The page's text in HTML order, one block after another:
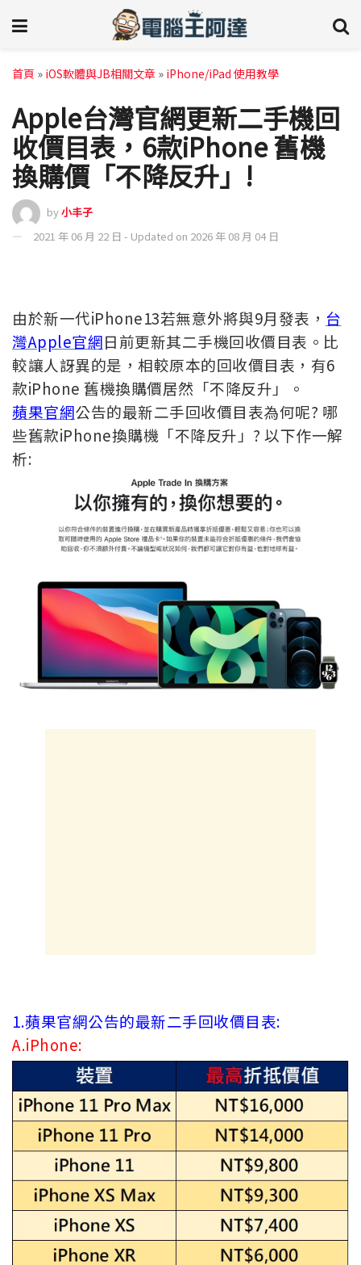
首頁 » iOS軟體與JB相關文章 » iPhone/iPad 使用教學
Apple台灣官網更新二手機回
收價目表，6款iPhone 舊機
換購價「不降反升」!
by小丰子
2021 年 06 月 22 日 - Updated on 2026 年 08 月 04 日
由於新一代iPhone13若無意外將與9月發表， 台
灣Apple官網日前更新其二手機回收價目表。比
較讓人訝異的是，相較原本的回收價目表，有6
款iPhone 舊機換購價居然「不降反升」。
蘋果官網公告的最新二手回收價目表為何呢? 哪
些舊款iPhone換購機「不降反升」? 以下作一解
析:
1.蘋果官網公告的最新二手回收價目表:
A.iPhone: